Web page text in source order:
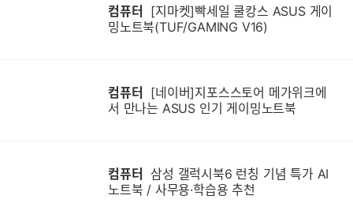
컴퓨터
밍노트북(TUF/GAMING V16)
컴퓨터
서 만나는 ASUS 인기 게이밍노트북
컴퓨터
노트북 / 사무용·학습용 추천